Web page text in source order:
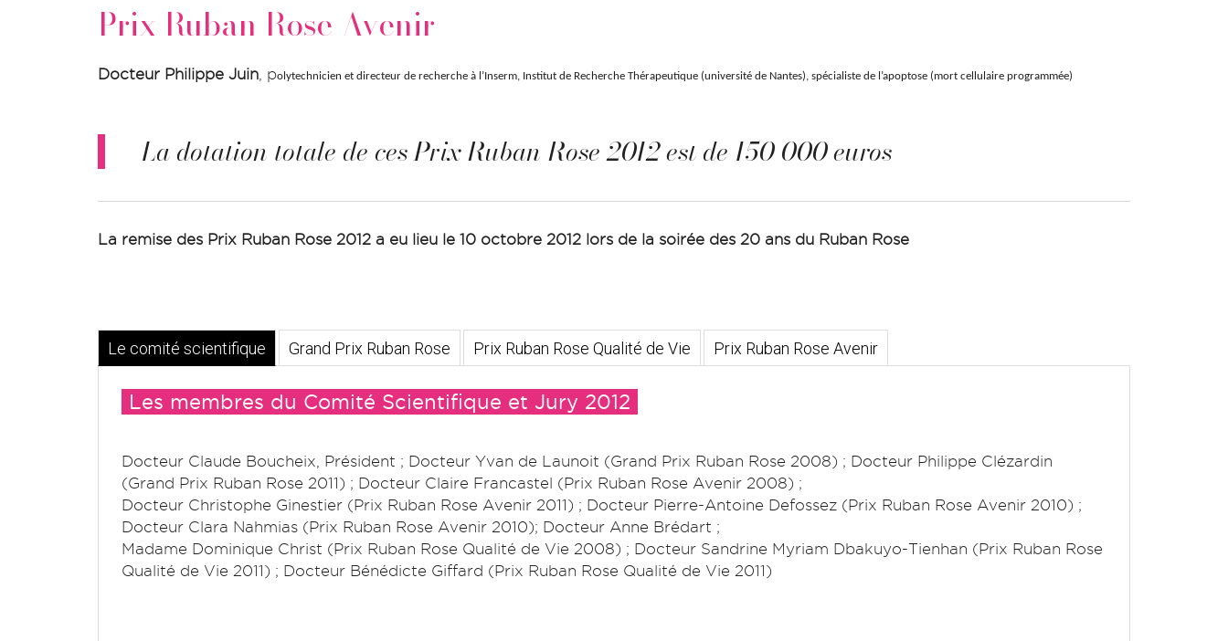
Prix Ruban Rose Avenir
Docteur Philippe Juin , polytechnicien et directeur de recherche à l’Inserm, Institut de Recherche Thérapeutique (université de Nantes), spécialiste de l’apoptose (mort cellulaire programmée)
La dotation totale de ces Prix Ruban Rose 2012 est de 150 000 euros
La remise des Prix Ruban Rose 2012 a eu lieu le 10 octobre 2012 lors de la soirée des 20 ans du Ruban Rose
Le comité scientifique Grand Prix Ruban Rose Prix Ruban Rose Qualité de Vie Prix Ruban Rose Avenir
Les membres du Comité Scientifique et Jury 2012
Docteur Claude Boucheix, Président ; Docteur Yvan de Launoit (Grand Prix Ruban Rose 2008) ; Docteur Philippe Clézardin
(Grand Prix Ruban Rose 2011) ; Docteur Claire Francastel (Prix Ruban Rose Avenir 2008) ;
Docteur Christophe Ginestier (Prix Ruban Rose Avenir 2011) ; Docteur Pierre-Antoine Defossez (Prix Ruban Rose Avenir 2010) ;
Docteur Clara Nahmias (Prix Ruban Rose Avenir 2010); Docteur Anne Brédart ;
Madame Dominique Christ (Prix Ruban Rose Qualité de Vie 2008) ; Docteur Sandrine Myriam Dbakuyo-Tienhan (Prix Ruban Rose
Qualité de Vie 2011) ; Docteur Bénédicte Giffard (Prix Ruban Rose Qualité de Vie 2011)